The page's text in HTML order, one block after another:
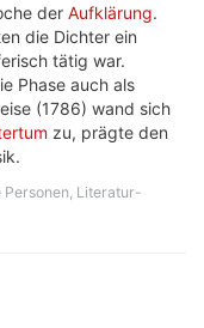
der Aufklärung.
die Dichter ein
tätig war.
Phase auch als
(1786) wand sich
zu, prägte den
Personen, Literatur-